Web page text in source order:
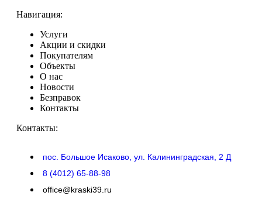
Навигация:
Услуги
Акции и скидки
Покупателям
Объекты
О нас
Новости
Безправок
Контакты
Контакты:
пос. Большое Исаково, ул. Калининградская, 2 Д
8 (4012) 65-88-98
office@kraski39.ru